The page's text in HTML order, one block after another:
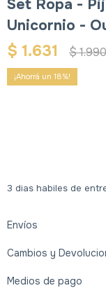
Set Ropa -
Unicornio -
$ 1.631 $1.990
18
3 dias habiles de
Envíos
Cambios y
Medios de pago